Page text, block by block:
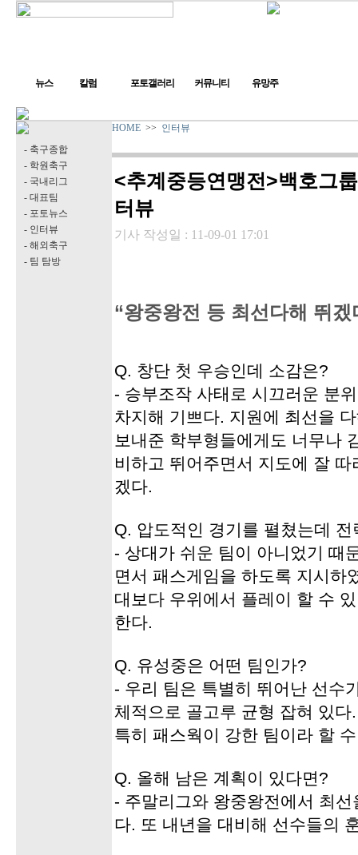
뉴스 칼럼 포토갤러리 커뮤니티 유망주
- 축구종합
- 학원축구
- 국내리그
- 대표팀
- 포토뉴스
- 인터뷰
- 해외축구
- 팀 탐방
HOME >> 인터뷰
<추계중등연맹전>백호그
터뷰
기사 작성일 : 11-09-01 17:01
“왕중왕전 등 최선다해 뛰겠
Q. 창단 첫 우승인데 소감은?
- 승부조작 사태로 시끄러운 분
차지해 기쁘다. 지원에 최선을
보내준 학부형들에게도 너무나
비하고 뛰어주면서 지도에 잘
겠다.
Q. 압도적인 경기를 펼쳤는데 전
- 상대가 쉬운 팀이 아니었기 때
면서 패스게임을 하도록 지시하
대보다 우위에서 플레이 할 수
한다.
Q. 유성중은 어떤 팀인가?
- 우리 팀은 특별히 뛰어난 선수
체적으로 골고루 균형 잡혀 있
특히 패스웍이 강한 팀이라 할
Q. 올해 남은 계획이 있다면?
- 주말리그와 왕중왕전에서 최
다. 또 내년을 대비해 선수들의